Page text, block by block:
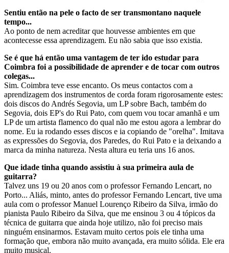
Sentiu então na pele o facto de ser transmontano naquele
tempo...
Ao ponto de nem acreditar que houvesse ambientes em que
acontecesse essa aprendizagem. Eu não sabia que isso existia.
Se é que há então uma vantagem de ter ido estudar para
Coimbra foi a possibilidade de aprender e de tocar com outros
colegas...
Sim. Coimbra teve esse encanto. Os meus contactos com a
aprendizagem dos instrumentos de corda foram rigorosamente estes:
dois discos do Andrés Segovia, um LP sobre Bach, também do
Segovia, dois EP's do Rui Pato, com quem vou tocar amanhã e um
LP de um artista flamenco do qual não me estou agora a lembrar do
nome. Eu ia rodando esses discos e ia copiando de "orelha". Imitava
as expressões do Segovia, dos Paredes, do Rui Pato e ia deixando a
marca da minha natureza. Nesta altura eu teria uns 16 anos.
Que idade tinha quando assistiu à sua primeira aula de
guitarra?
Talvez uns 19 ou 20 anos com o professor Fernando Lencart, no
Porto... Aliás, minto, antes do professor Fernando Lencart, tive uma
aula com o professor Manuel Lourenço Ribeiro da Silva, irmão do
pianista Paulo Ribeiro da Silva, que me ensinou 3 ou 4 tópicos da
técnica de guitarra que ainda hoje utilizo, não foi preciso mais
ninguém ensinarmos. Estavam muito certos pois ele tinha uma
formação que, embora não muito avançada, era muito sólida. Ele era
muito musical.